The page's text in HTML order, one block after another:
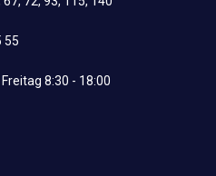
55
8:30 - 18:00